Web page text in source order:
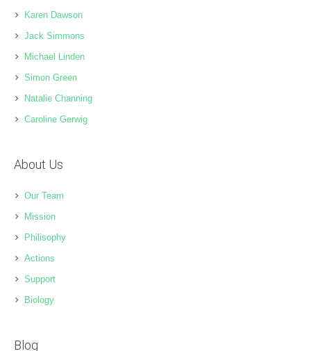
Karen Dawson
Jack Simmons
Michael Linden
Simon Green
Natalie Channing
Caroline Gerwig
About Us
Our Team
Mission
Philisophy
Actions
Support
Biology
Blog